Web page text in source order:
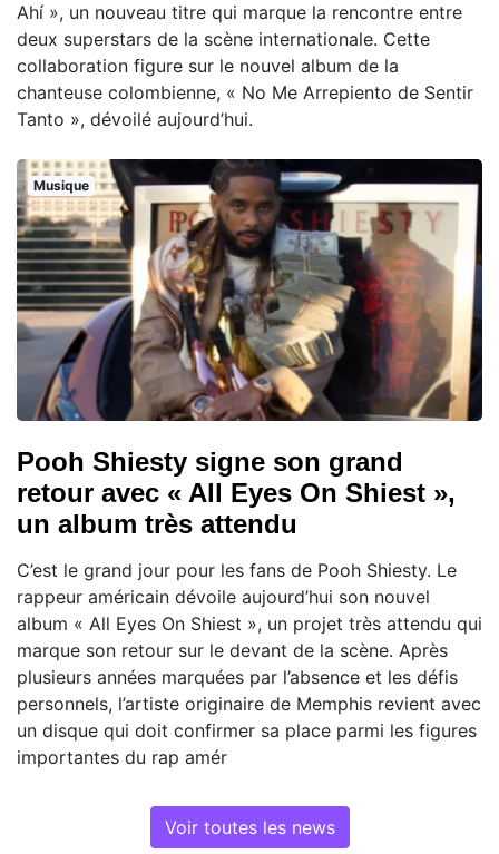
Ahí », un nouveau titre qui marque la rencontre entre
deux superstars de la scène internationale. Cette
collaboration figure sur le nouvel album de la
chanteuse colombienne, « No Me Arrepiento de Sentir
Tanto », dévoilé aujourd’hui.
Musique
Pooh Shiesty signe son grand
retour avec « All Eyes On Shiest »,
un album très attendu
C’est le grand jour pour les fans de Pooh Shiesty. Le
rappeur américain dévoile aujourd’hui son nouvel
album « All Eyes On Shiest », un projet très attendu qui
marque son retour sur le devant de la scène. Après
plusieurs années marquées par l’absence et les défis
personnels, l’artiste originaire de Memphis revient avec
un disque qui doit confirmer sa place parmi les figures
importantes du rap amér
Voir toutes les news